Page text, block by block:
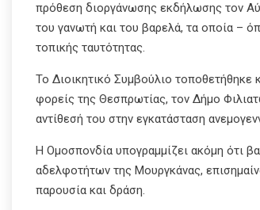
πρόθεση διοργάνωσης εκδήλωσης τον
του γανωτή και του βαρελά, τα οποία –
τοπικής ταυτότητας.
Το Διοικητικό Συμβούλιο
φορείς της Θεσπρωτίας, τον Δήμο
αντίθεσή του στην εγκατάσταση
Η Ομοσπονδία υπογραμμίζει ακόμη ότι
αδελφοτήτων της Μουργκάνας,
παρουσία και δράση.